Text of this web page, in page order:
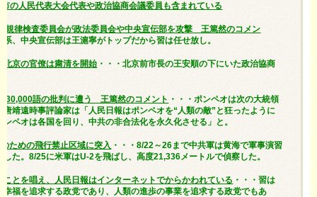
の人民代表大会代表や政治協商会議委員も含まれている
規律検査委員会が政法委員会や中央宣伝部を攻撃 王篤然のコメン
、中央宣伝部は王滬寧がトップだから習は任せ放し。
北京の官僚は粛清を開始 ・・・北京前市長の王安順の下にいた政治協商
30,000語の批判に遭う 王篤然のコメント ・・・ポンペオは次の大統領
靖遠時事評論家は「人民日報はポンペオを“人類の敵”と狂ったように
ペオは各国を回り、中共の非合法化を永久化させる」と。
ための飛行禁止区域に突入 ・・・8/22～26まで中共軍は黄海で軍事演習
た。8/25に米軍はU-2を飛ばし、高度21,336メートルで偵察した。
とを唱え、人民日報はインターネットでからかわれている ・・・習は
幸福を追求する政党であり、人類の進歩の事業を追求する政党でもあ